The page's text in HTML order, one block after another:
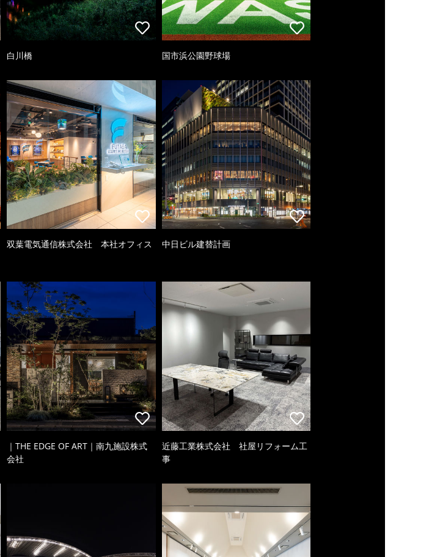
白川橋 国市浜公園野球場
双葉電気通信株式会社 本社オフィス 中日ビル建替計画
｜THE EDGE OF ART｜南九施設株式
会社
近藤工業株式会社 社屋リフォーム工
事